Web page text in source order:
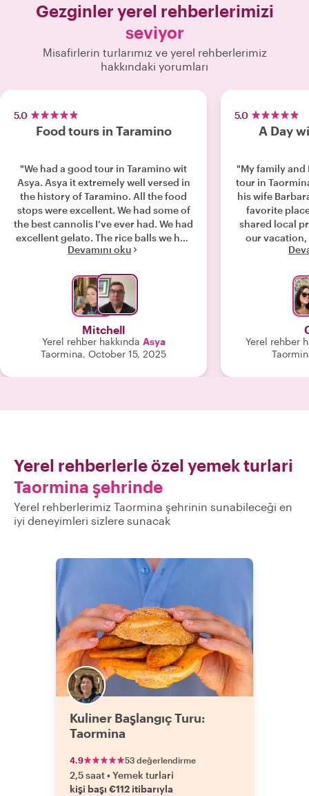
Gezginler yerel rehberlerimizi
seviyor
Misafirlerin turlarımız ve yerel rehberlerimiz
hakkındaki yorumları
5.0
Food tours in Taramino
"We had a good tour in Taramino wit
Asya. Asya it extremely well versed in
the history of Taramino. All the food
stops were excellent. We had some of
the best cannolis I’ve ever had. We had
excellent gelato. The rice balls we had
we both made up of tomato and
calamari, eggplant, Parm, and a bottle
worth out of the store. She was very
pleasant and did an excellent job."
Devamını oku
Mitchell
Yerel rehber hakkında Asya
Taormina, October 15, 2025
5.0
A Day
"My family and
tour in
his wife
favorite
shared local
our vacation,
genuine
Sicilian
perfectly.
and
Yerel rehber
Yerel rehberlerle özel yemek turlari
Taormina şehrinde
Yerel rehberlerimiz Taormina şehrinin sunabileceği en
iyi deneyimleri sizlere sunacak
Kuliner Başlangıç Turu:
Taormina
4.9 53 değerlendirme
2,5 saat•Yemek turlari
kişi başı €112 itibarıyla